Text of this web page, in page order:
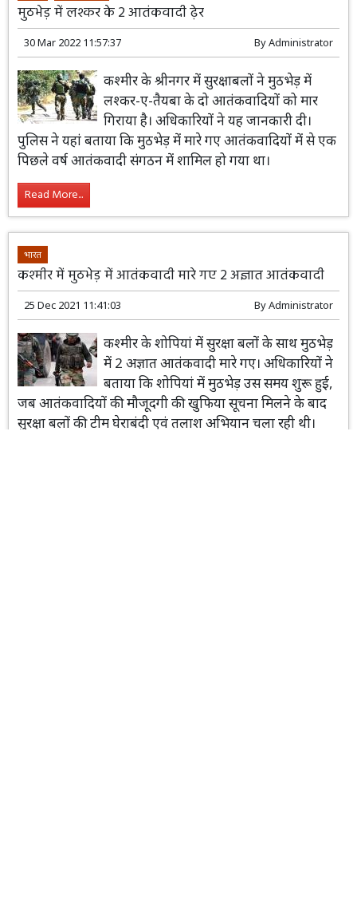
मुठभेड़ में लश्कर के 2 आतंकवादी ढ़ेर
30 Mar 2022 11:57:37 ByAdministrator
कश्मीर के श्रीनगर में सुरक्षाबलों ने मुठभेड़ में
लश्कर-ए-तैयबा के दो आतंकवादियों को मार
गिराया है। अधिकारियों ने यह जानकारी दी।
पुलिस ने यहां बताया कि मुठभेड़ में मारे गए आतंकवादियों में से एक
पिछले वर्ष आतंकवादी संगठन में शामिल हो गया था।
Read More...
भारत
कश्मीर में मुठभेड़ में आतंकवादी मारे गए 2 अज्ञात आतंकवादी
25 Dec 2021 11:41:03 ByAdministrator
कश्मीर के शोपियां में सुरक्षा बलों के साथ मुठभेड़
में 2 अज्ञात आतंकवादी मारे गए। अधिकारियों ने
बताया कि शोपियां में मुठभेड़ उस समय शुरू हुई,
जब आतंकवादियों की मौजूदगी की खुफिया सूचना मिलने के बाद
सुरक्षा बलों की टीम घेराबंदी एवं तलाश अभियान चला रही थी।